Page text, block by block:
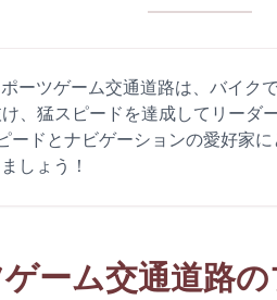
ーツゲーム交通道路は、バイ
、猛スピードを達成してリー
ドとナビゲーションの愛好家
しょう！
ーム交通道路